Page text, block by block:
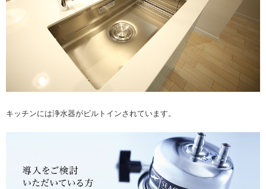
キッチンには浄水器がビルトインされています。